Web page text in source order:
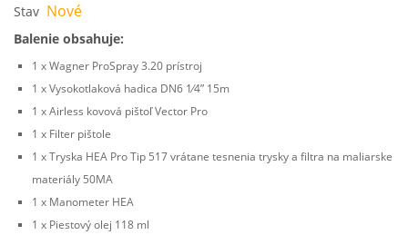
Stav Nové
Balenie obsahuje:
1 x Wagner ProSpray 3.20 prístroj
1 x Vysokotlaková hadica DN6 1⁄4” 15m
1 x Airless kovová pištoľ Vector Pro
1 x Filter pištole
1 x Tryska HEA Pro Tip 517 vrátane tesnenia trysky a filtra na maliarske
materiály 50MA
1 x Manometer HEA
1 x Piestový olej 118 ml